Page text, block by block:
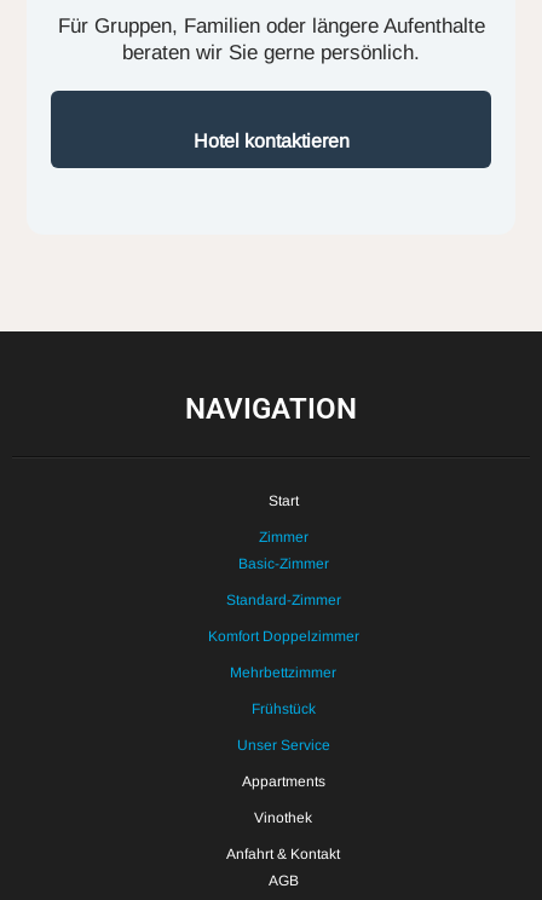
Für Gruppen, Familien oder längere Aufenthalte
beraten wir Sie gerne persönlich.
Hotel kontaktieren
NAVIGATION
Start
Zimmer
Basic-Zimmer
Standard-Zimmer
Komfort Doppelzimmer
Mehrbettzimmer
Frühstück
Unser Service
Appartments
Vinothek
Anfahrt & Kontakt
AGB